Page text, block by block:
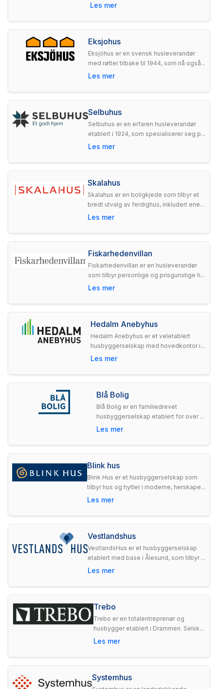
Les mer
Eksjohus
Eksjöhus er en svensk husleverandør
med røtter tilbake til 1944, som nå også...
Les mer
Selbuhus
Selbuhus er en erfaren husleverandør
etablert i 1924, som spesialiserer seg p...
Les mer
Skalahus
Skalahus er en boligkjede som tilbyr et
bredt utvalg av ferdighus, inkludert ene...
Les mer
Fiskarhedenvillan
Fiskarhedenvillan er en husleverandør
som tilbyr personlige og prisgunstige h...
Les mer
Hedalm Anebyhus
Hedalm Anebyhus er et veletablert
husbyggerselskap med hovedkontor i...
Les mer
Blå Bolig
Blå Bolig er en familiedrevet
husbyggerselskap etablert for over ...
Les mer
Blink hus
Blink Hus er et husbyggerselskap som
tilbyr hus og hytter i moderne, herskape...
Les mer
Vestlandshus
VestlandsHus er et husbyggerselskap
etablert med base i Ålesund, som tilbyr ...
Les mer
Trebo
Trebo er en totalentreprenør og
husbygger etablert i Drammen. Selsk...
Les mer
Systemhus